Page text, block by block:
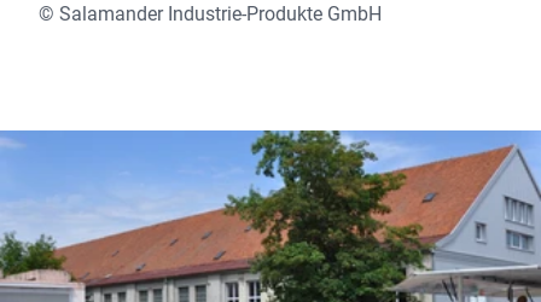
© Salamander Industrie-Produkte GmbH